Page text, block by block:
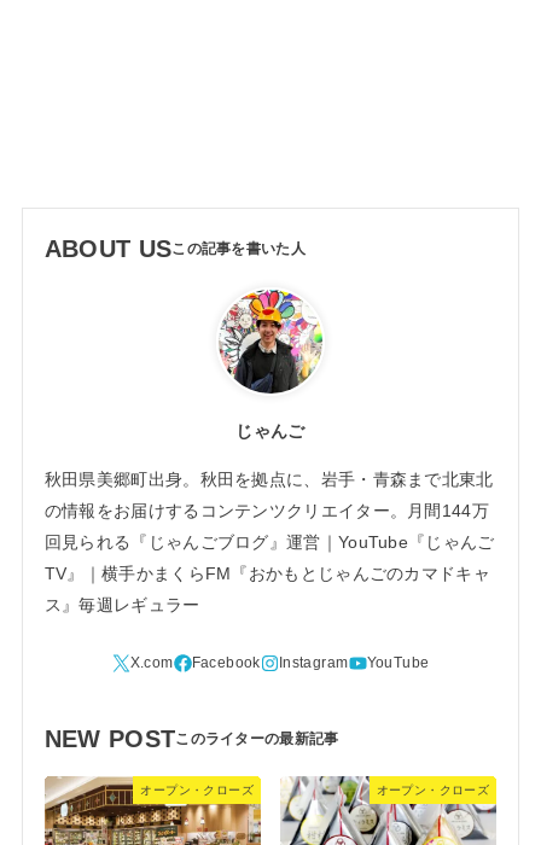
ABOUT US
じゃんご
秋田県美郷町出身。秋田を拠点に、岩手・青森まで北東北
の情報をお届けするコンテンツクリエイター。月間144万
回見られる『じゃんごブログ』運営｜YouTube『じゃんご
TV』｜横手かまくらFM『おかもとじゃんごのカマドキャ
ス』毎週レギュラー
NEW POST
オープン・クローズ オープン・クローズ